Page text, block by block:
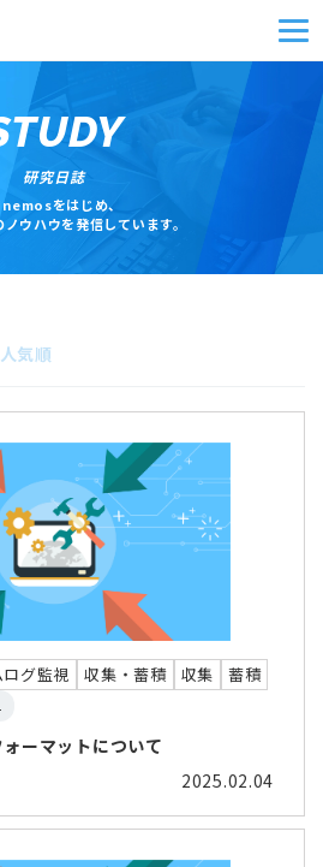
研究日誌
をはじめ、
ウハウを発信しています。
人気順
グ監視 収集・蓄積 収集
蓄積
ーマットについて
2025.02.04